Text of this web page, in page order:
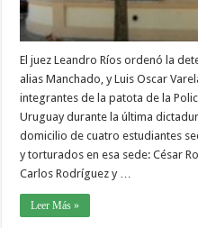
El juez Leandro Ríos ordenó la
alias Manchado, y Luis Oscar
integrantes de la patota de la
Uruguay durante la última
domicilio de cuatro estudiantes
y torturados en esa sede: César
Carlos Rodríguez y …
Leer Más »